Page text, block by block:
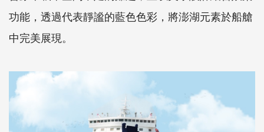
功能，透過代表靜謐的藍色色彩，將澎湖元素於船艙
中完美展現。